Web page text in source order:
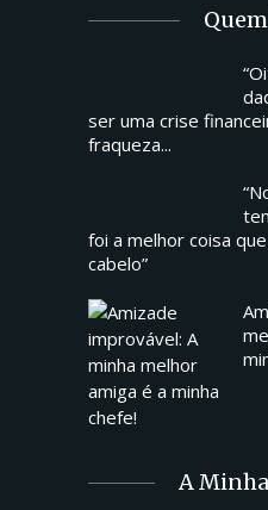
ser uma crise
fraqueza...
foi a melhor coisa
cabelo”
A